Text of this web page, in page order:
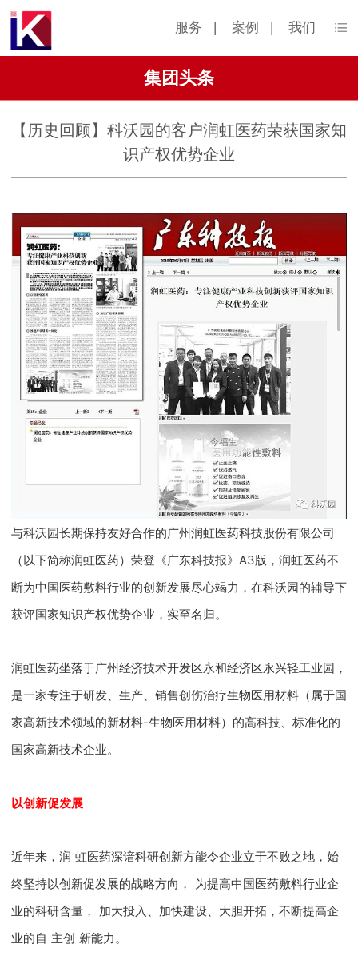
服务 | 案例 | 我们
集团头条
【历史回顾】科沃园的客户润虹医药荣获国家知
识产权优势企业
与科沃园长期保持友好合作的广州润虹医药科技股份有限公司
（以下简称润虹医药）荣登《广东科技报》A3版， 润虹医药不
断为中国医药敷料行业的创新发展尽心竭力，在科沃园的辅导下
获评国家知识产权优势企业，实至名归。
润虹医药坐落于广州经济技术开发区永和经济区永兴轻工业园，
是一家专注于研发、生产、销售创伤治疗生物医用材料（属于国
家高新技术领域的新材料-生物医用材料）的高科技、标准化的
国家高新技术企业。
以创新促发展
近年来 ， 润 虹医药深谙科研创新方能令企业立于不败之地，始
终坚持以创新促发展的战略方向 ，
为提高中国医药敷料行业企
业的科研含量，
加大投入、加快建设、大胆开拓，不断提高企
业的自 主创 新能力。